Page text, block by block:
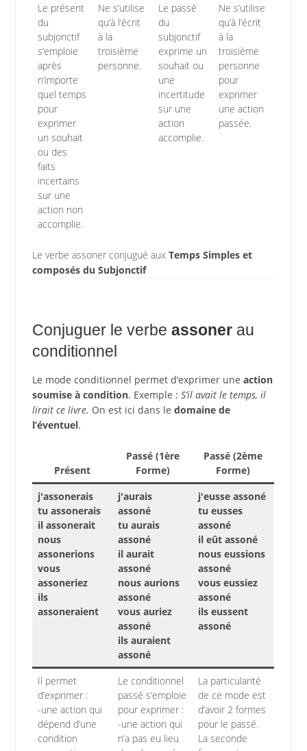
Le présent
du
subjonctif
s’emploie
après
n’importe
quel temps
pour
exprimer
un souhait
ou des
faits
incertains
sur une
action non
accomplie.
Ne s’utilise
qu’à l’écrit
à la
troisième
personne.
Le passé
du
subjonctif
exprime un
souhait ou
une
incertitude
sur une
action
accomplie.
Ne s’utilise
qu’à l’écrit
à la
troisième
personne
pour
exprimer
une action
passée.
Le verbe assoner conjugué aux Temps Simples et
composés du Subjonctif
Conjuguer le verbe assonerau
conditionnel
Le mode conditionnel permet d’exprimer une action
soumise à condition. Exemple : S’il avait le temps, il
lirait ce livre. On est ici dans le domaine de
l’éventuel.
Présent
Passé (1ère
Forme)
Passé (2ème
Forme)
j'assonerais
tu assonerais
il assonerait
nous
assonerions
vous
assoneriez
ils
assoneraient
j'aurais
assoné
tu aurais
assoné
il aurait
assoné
nous aurions
assoné
vous auriez
assoné
ils auraient
assoné
j'eusse assoné
tu eusses
assoné
il eût assoné
nous eussions
assoné
vous eussiez
assoné
ils eussent
assoné
Il permet
d’exprimer :
-une action qui
dépend d’une
condition
Le conditionnel
passé s’emploie
pour exprimer :
-une action qui
n’a pas eu lieu
La particularité
de ce mode est
d’avoir 2 formes
pour le passé.
La seconde